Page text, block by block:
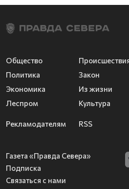
Общество
Политика
Экономика
Леспром
Закон
Из жизни
Культура
Рекламодателям RSS
Газета «Правда Севера»
Подписка
Связаться с нами